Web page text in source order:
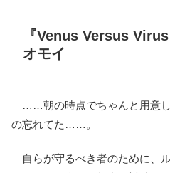
『Venus Versus
オモイ
……朝の時点でちゃんと用意し
の忘れてた……。
自らが守るべき者のために、